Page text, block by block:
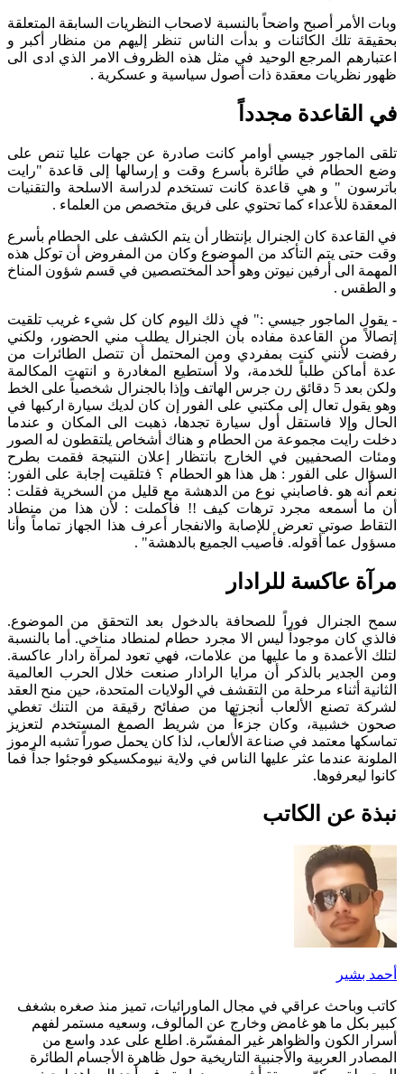
وبات الأمر أصبح واضحاً بالنسبة لاصحاب النظريات السابقة المتعلقة
بحقيقة تلك الكائنات و بدأت الناس تنظر إليهم من منظار أكبر و
اعتبارهم المرجع الوحيد في مثل هذه الظروف الامر الذي ادى الى
ظهور نظريات معقدة ذات أصول سياسية و عسكرية .
في القاعدة مجدداً
تلقى الماجور جيسي أوامر كانت صادرة عن جهات عليا تنص على
وضع الحطام في طائرة بأسرع وقت و إرسالها إلى قاعدة "رايت
باترسون " و هي قاعدة كانت تستخدم لدراسة الاسلحة والتقنيات
المعقدة للأعداء كما تحتوي على فريق متخصص من العلماء .
في القاعدة كان الجنرال بإنتظار أن يتم الكشف على الحطام بأسرع
وقت حتى يتم التأكد من الموضوع وكان من المفروض أن توكل هذه
المهمة الى أرفين نيوتن وهو أحد المختصصين في قسم شؤون المناخ
و الطقس .
- يقول الماجور جيسي :" في ذلك اليوم كان كل شيء غريب تلقيت
إتصالاً من القاعدة مفاده بأن الجنرال يطلب مني الحضور، ولكني
رفضت لأنني كنت بمفردي ومن المحتمل أن تتصل الطائرات من
عدة أماكن طلباً للخدمة، ولا أستطيع المغادرة و انتهت المكالمة
ولكن بعد 5 دقائق رن جرس الهاتف وإذا بالجنرال شخصياً على الخط
وهو يقول تعال إلى مكتبي على الفور إن كان لديك سيارة اركبها في
الحال وإلا فاستقل أول سيارة تجدها، ذهبت الى المكان و عندما
دخلت رايت مجموعة من الحطام و هناك أشخاص يلتقطون له الصور
ومئات الصحفيين في الخارج بانتظار إعلان النتيجة فقمت بطرح
السؤال على الفور : هل هذا هو الحطام ؟ فتلقيت إجابة على الفور:
نعم أنه هو .فاصابني نوع من الدهشة مع قليل من السخرية فقلت :
أن ما أسمعه مجرد ترهات كيف !! فأكملت : لأن هذا من منطاد
التقاط صوتي تعرض للإصابة والانفجار أعرف هذا الجهاز تماماً وأنا
مسؤول عما أقوله. فأصيب الجميع بالدهشة" .
مرآة عاكسة للرادار
سمح الجنرال فوراً للصحافة بالدخول بعد التحقق من الموضوع.
فالذي كان موجوداً ليس الا مجرد حطام لمنطاد مناخي. أما بالنسبة
لتلك الأعمدة و ما عليها من علامات، فهي تعود لمرآة رادار عاكسة.
ومن الجدير بالذكر أن مرايا الرادار صنعت خلال الحرب العالمية
الثانية أثناء مرحلة من التقشف في الولايات المتحدة، حين منح العقد
لشركة تصنع الألعاب أنجزتها من صفائح رقيقة من التنك تغطي
صحون خشبية، وكان جزءاً من شريط الصمغ المستخدم لتعزيز
تماسكها معتمد في صناعة الألعاب، لذا كان يحمل صوراً تشبه الرموز
الملونة عندما عثر عليها الناس في ولاية نيومكسيكو فوجئوا جداً فما
كانوا ليعرفوها.
نبذة عن الكاتب
أحمد بشير
كاتب وباحث عراقي في مجال الماورائيات، تميز منذ صغره بشغف
كبير بكل ما هو غامض وخارج عن المألوف، وسعيه مستمر لفهم
أسرار الكون والظواهر غير المفسّرة. اطلع على عدد واسع من
المصادر العربية والأجنبية التاريخية حول ظاهرة الأجسام الطائرة